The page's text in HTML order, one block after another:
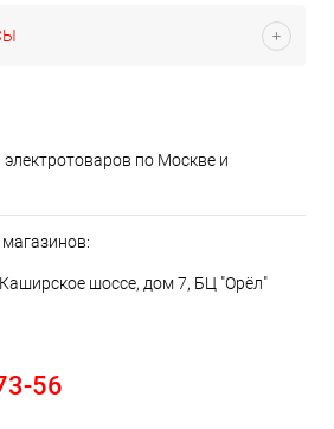
электротоваров по Москве и
шоссе, дом 7, БЦ "Орёл"
56